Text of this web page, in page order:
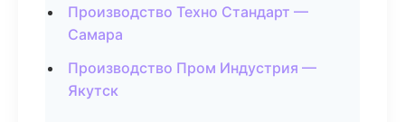
Производство Техно Стандарт —
Самара
Производство Пром Индустрия —
Якутск